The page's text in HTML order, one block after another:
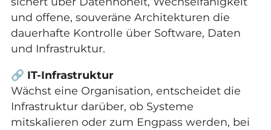
und offene, souveräne Architekturen die
dauerhafte Kontrolle über Software, Daten
und Infrastruktur.
🔗 IT-Infrastruktur
Wächst eine Organisation, entscheidet die
Infrastruktur darüber, ob Systeme
mitskalieren oder zum Engpass werden, bei